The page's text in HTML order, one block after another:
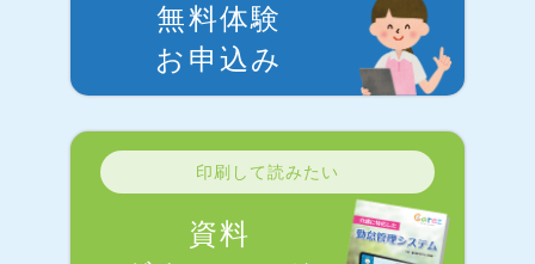
無料体験
お申込み
印刷して読みたい
資料